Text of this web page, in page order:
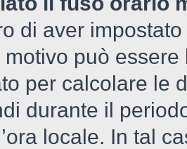
di aver
può essere
per calcolare le
durante il
locale. In tal